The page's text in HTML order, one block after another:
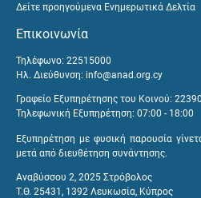
Δείτε προηγούμενα Ενημερωτικά Δελτία
Επικοινωνία
Τηλέφωνο: 22515000
Ηλ. Διεύθυνση: info@anad.org.cy
Γραφείο Εξυπηρέτησης του Κοινού:
Τηλεφωνική Εξυπηρέτηση: 07:00 - 18:00
Εξυπηρέτηση με φυσική παρουσία
μετά από διευθέτηση συνάντησης.
Αναβύσσου 2, 2025 Στρόβολος
Τ.Θ. 25431, 1392 Λευκωσία, Κύπρος